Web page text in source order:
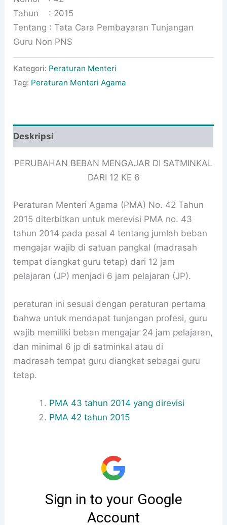
Tahun : 2015
Tentang : Tata Cara Pembayaran Tunjangan
Guru Non PNS
Kategori: Peraturan Menteri
Tag: Peraturan Menteri Agama
Deskripsi
PERUBAHAN BEBAN MENGAJAR DI SATMINKAL
DARI 12 KE 6
Peraturan Menteri Agama (PMA) No. 42 Tahun
2015 diterbitkan untuk merevisi PMA no. 43
tahun 2014 pada pasal 4 tentang jumlah beban
mengajar wajib di satuan pangkal (madrasah
tempat diangkat guru tetap) dari 12 jam
pelajaran (JP) menjadi 6 jam pelajaran (JP).
peraturan ini sesuai dengan peraturan pertama
bahwa untuk mendapat tunjangan profesi, guru
wajib memiliki beban mengajar 24 jam pelajaran,
dan minimal 6 jp di satminkal atau di
madrasah tempat guru diangkat sebagai guru
tetap.
PMA 43 tahun 2014 yang direvisi
PMA 42 tahun 2015